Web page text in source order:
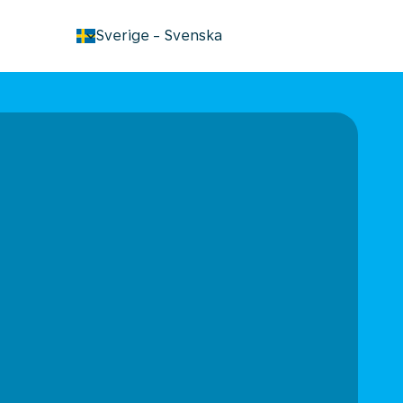
Sverige - Svenska
keyboard_arrow_down